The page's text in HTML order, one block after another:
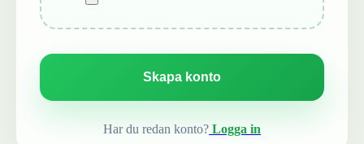
Skapa konto
Har du redan konto? Logga in